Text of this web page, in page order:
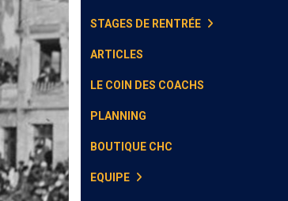
STAGES DE RENTRÉE
ARTICLES
LE COIN DES COACHS
PLANNING
BOUTIQUE CHC
EQUIPE